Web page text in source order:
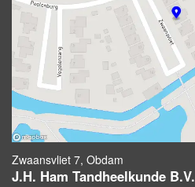
Zwaansvliet 7, Obdam
J.H. Ham Tandheelkunde B.V.